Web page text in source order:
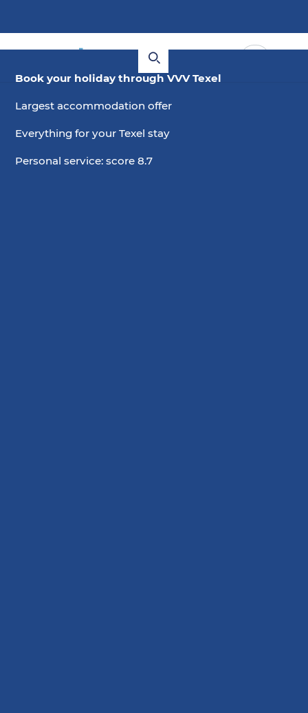
Book your holiday through VVV Texel
Largest accommodation offer
Everything for your Texel stay
Personal service: score 8.7